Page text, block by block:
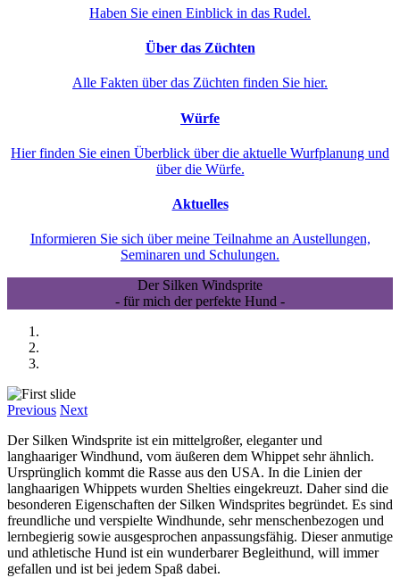
Haben Sie einen Einblick in das Rudel.
Über das Züchten
Alle Fakten über das Züchten finden Sie hier.
Würfe
Hier finden Sie einen Überblick über die aktuelle Wurfplanung und
über die Würfe.
Aktuelles
Informieren Sie sich über meine Teilnahme an Austellungen,
Seminaren und Schulungen.
Der Silken Windsprite
- für mich der perfekte Hund -
Previous Next
Der Silken Windsprite ist ein mittelgroßer, eleganter und
langhaariger Windhund, vom äußeren dem Whippet sehr ähnlich.
Ursprünglich kommt die Rasse aus den USA. In die Linien der
langhaarigen Whippets wurden Shelties eingekreuzt. Daher sind die
besonderen Eigenschaften der Silken Windsprites begründet. Es sind
freundliche und verspielte Windhunde, sehr menschenbezogen und
lernbegierig sowie ausgesprochen anpassungsfähig. Dieser anmutige
und athletische Hund ist ein wunderbarer Begleithund, will immer
gefallen und ist bei jedem Spaß dabei.